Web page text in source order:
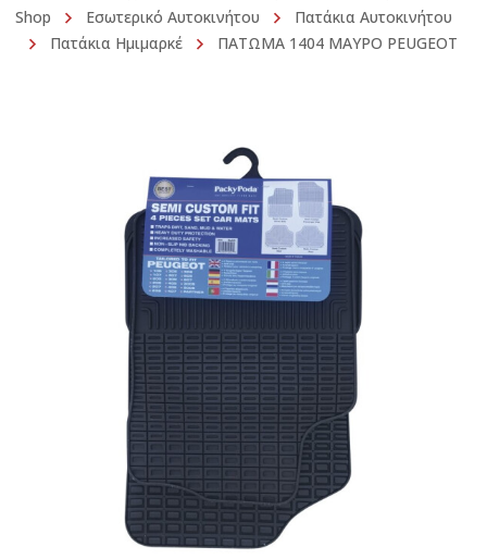
Shop
Εσωτερικό Αυτοκινήτου
Πατάκια Αυτοκινήτου
Πατάκια Ημιμαρκέ
ΠΑΤΩΜΑ 1404 ΜΑΥΡΟ PEUGEOT